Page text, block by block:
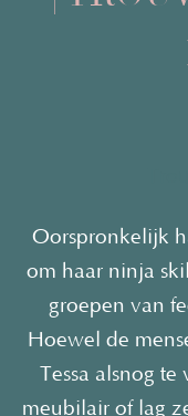
Oorspronkelijk
om haar ninja
groepen van
Hoewel de
Tessa alsnog
meubilair of lag